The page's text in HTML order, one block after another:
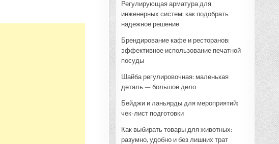
Регулирующая арматура для
инженерных систем: как подобрать
надежное решение
Брендирование кафе и ресторанов:
эффективное использование печатной
посуды
Шайба регулировочная: маленькая
деталь — большое дело
Бейджи и ланьярды для мероприятий:
чек-лист подготовки
Как выбирать товары для животных:
разумно, удобно и без лишних трат